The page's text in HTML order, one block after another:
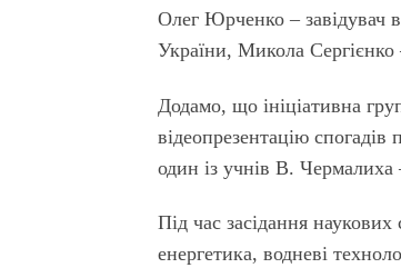
Олег Юрченко – завідувач
України, Микола
Додамо, що ініціативна
відеопрезентацію
один із учнів В.
Під час засідання
енергетика, водневі